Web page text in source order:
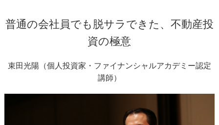
普通の会社員でも脱サラできた、不動産投
資の極意
束田光陽（個人投資家・ファイナンシャルアカデミー認定
講師）